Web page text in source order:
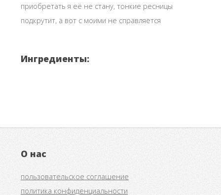
приобретать я её не стану, тонкие ресницы
подкрутит, а вот с моими не справляется
Ингредиенты:
О нас
пользовательское соглашение
политика конфиденциальности